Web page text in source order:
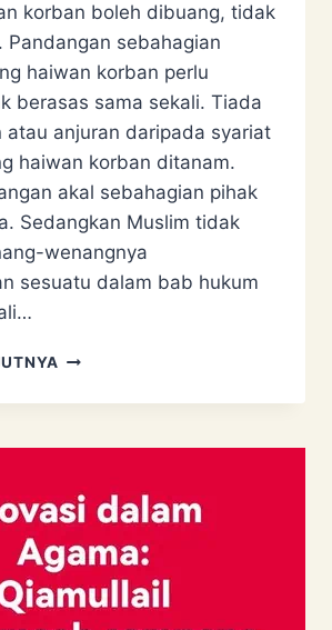
korban boleh dibuang, tidak
Pandangan sebahagian
haiwan korban perlu
berasas sama sekali. Tiada
atau anjuran daripada syariat
haiwan korban ditanam.
akal sebahagian pihak
Sedangkan Muslim tidak
wenangnya
sesuatu dalam bab hukum
TULANG
BOLEH